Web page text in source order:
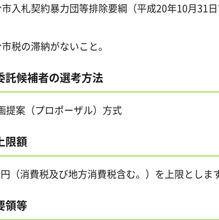
市入札契約暴力団等排除要綱（平成20年10月31
市税の滞納がないこと。
託候補者の選考方法
提案（プロポーザル）方式
限額
（消費税及び地方消費税含む。）を上限としま
領等